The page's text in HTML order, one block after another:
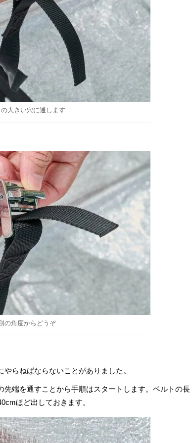
大きい穴に通します
の角度からどうぞ
らねばならないことがありました。
端を通すことから手順はスタートします。ベルトの長
ほど出しておきます。
わたし、山小屋はじめます 季節の虫